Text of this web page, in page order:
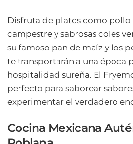
Disfruta de platos como
campestre y sabrosas coles
su famoso pan de maíz y los
te transportarán a una época
hospitalidad sureña. El
perfecto para saborear
experimentar el verdadero
Cocina Mexicana